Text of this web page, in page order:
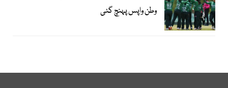
وطن واپس پہنچ گئی